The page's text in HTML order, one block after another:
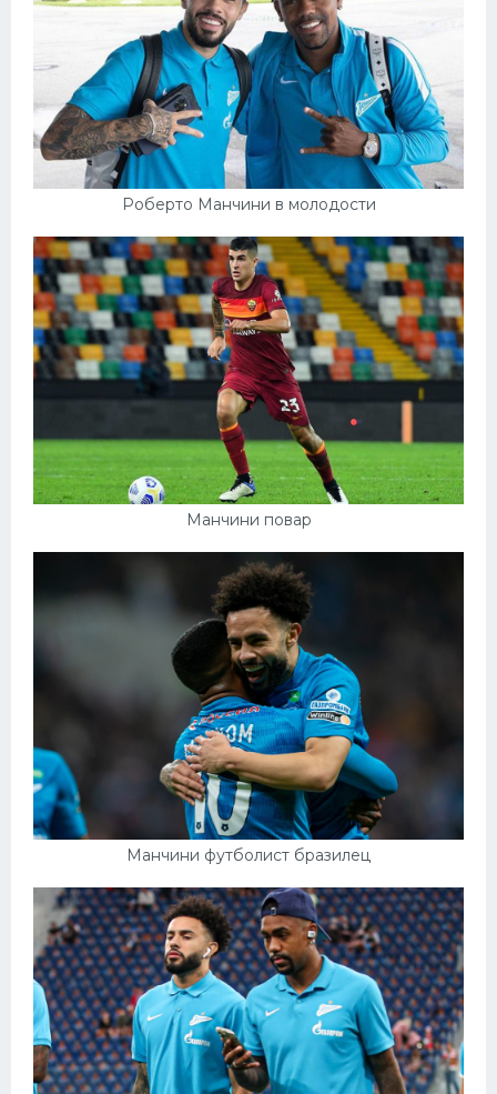
Роберто Манчини в молодости
Манчини повар
Манчини футболист бразилец